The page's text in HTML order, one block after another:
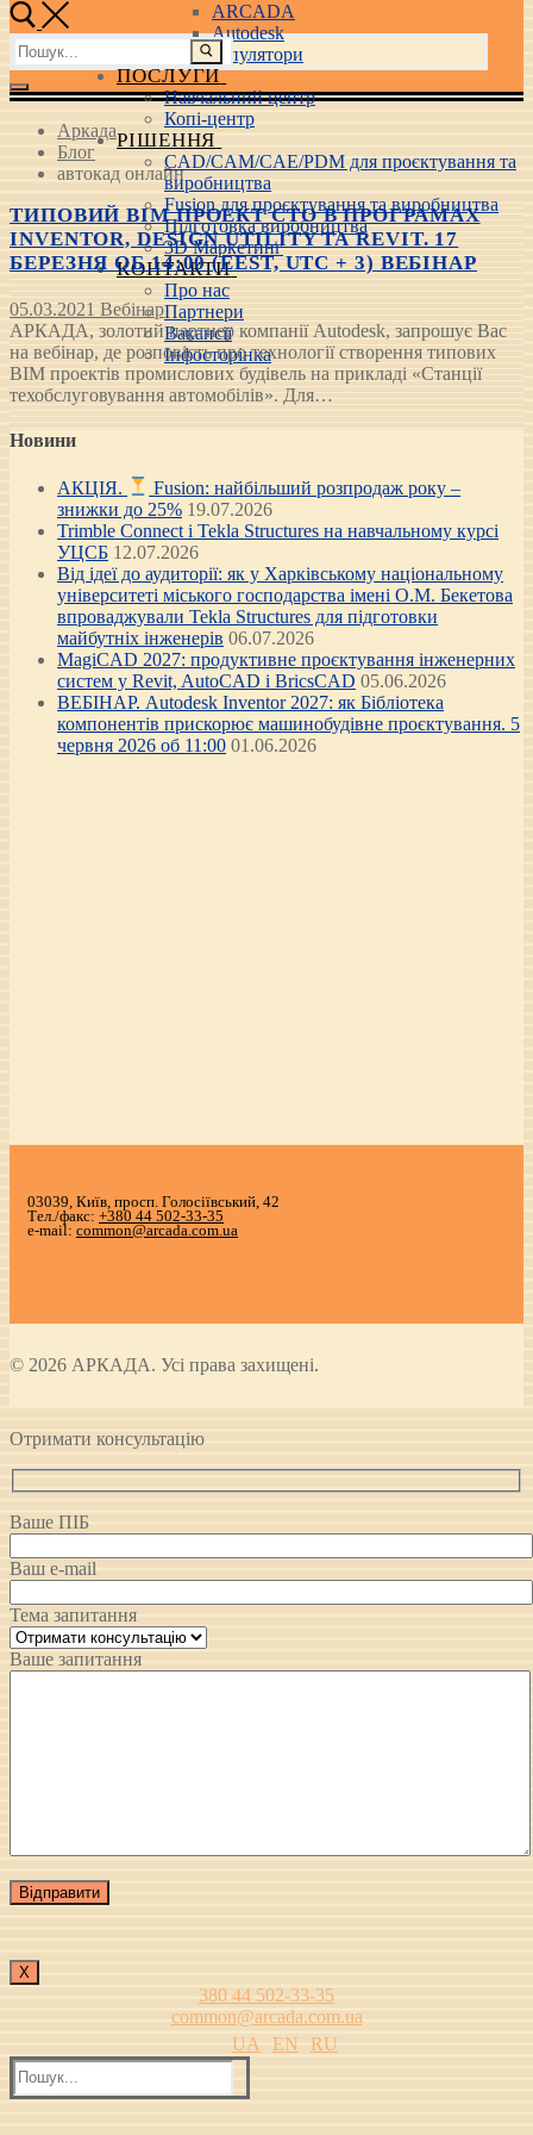
ARCADA
Autodesk
3D маніпулятори
ПОСЛУГИ
Навчальний центр
Копі-центр
РІШЕННЯ
CAD/CAM/CAE/PDM для проєктування та
виробництва
Fusion для проєктування та виробництва
Підготовка виробництва
3D Маркетинг
КОНТАКТИ
Про нас
Партнери
Вакансії
Інфосторінка
Пошук:
Аркада
Блог
автокад онлайн
ТИПОВИЙ BIM ПРОЕКТ СТО В ПРОГРАМАХ
INVENTOR, DESIGN UTILITY ТА REVIT. 17
БЕРЕЗНЯ ОБ 14:00 (EEST, UTC + 3) ВЕБІНАР
05.03.2021 Вебінар
АРКАДА, золотий партнер компанії Autodesk, запрошує Вас
на вебінар, де розповість про технології створення типових
BIM проектів промислових будівель на прикладі «Станції
техобслуговування автомобілів». Для…
Новини
АКЦІЯ.
Fusion: найбільший розпродаж року –
знижки до 25% 19.07.2026
Trimble Connect і Tekla Structures на навчальному курсі
УЦСБ 12.07.2026
Від ідеї до аудиторії: як у Харківському національному
університеті міського господарства імені О.М. Бекетова
впроваджували Tekla Structures для підготовки
майбутніх інженерів 06.07.2026
MagiCAD 2027: продуктивне проєктування інженерних
систем у Revit, AutoCAD і BricsCAD 05.06.2026
ВЕБІНАР. Autodesk Inventor 2027: як Бібліотека
компонентів прискорює машинобудівне проєктування. 5
червня 2026 об 11:00 01.06.2026
03039, Київ, просп. Голосіївський, 42
Тел./факс: +380 44 502-33-35
e-mail: common@arcada.com.ua
© 2026 АРКАДА. Усі права захищені.
Отримати консультацію
Ваше ПІБ
Ваш e-mail
Тема запитання
Ваше запитання
Х
380 44 502-33-35
common@arcada.com.ua
UA
EN
RU
Пошук: